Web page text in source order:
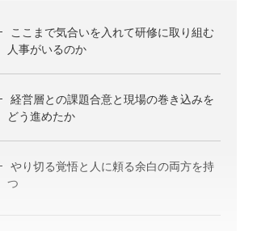
ここまで気合いを入れて研修に取り組む
人事がいるのか
経営層との課題合意と現場の巻き込みを
どう進めたか
やり切る覚悟と人に頼る余白の両方を持
つ